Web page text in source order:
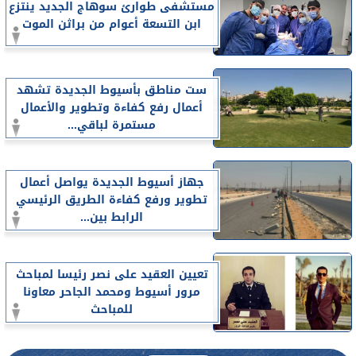
مستشفى طوارئ سوهاج الجديد ينتزع
ابن التسعة أعوام من براثن الموت
ست مناطق بأسيوط الجديدة تشهد
أعمال رفع كفاءة وتطوير والأعمال
مستمرة لباقي...
جهاز أسيوط الجديدة يواصل أعمال
تطوير ورفع كفاءة الطريق الرئيسي
الرابط بين...
تعيين العقيد على نصر رئيسا لمباحث
مرور أسيوط ومحمد الجاحر معاونا
للمباحث